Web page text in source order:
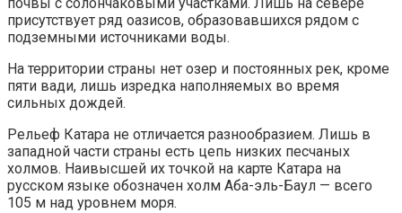
присутствует ряд оазисов, образовавшихся рядом с
подземными источниками воды.
На территории страны нет озер и постоянных рек, кроме
пяти вади, лишь изредка наполняемых во время
сильных дождей.
Рельеф Катара не отличается разнообразием. Лишь в
западной части страны есть цепь низких песчаных
холмов. Наивысшей их точкой на карте Катара на
русском языке обозначен холм Аба-эль-Баул — всего
105 м над уровнем моря.